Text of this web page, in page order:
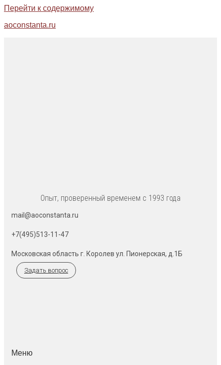
Перейти к содержимому
aoconstanta.ru
Опыт, проверенный временем с 1993 года
mail@aoconstanta.ru
+7(495)513-11-47
Московская область г. Королев ул. Пионерская, д.1Б
Задать вопрос
Меню